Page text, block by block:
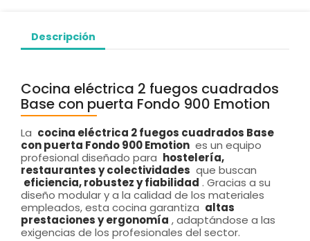
Descripción
Cocina eléctrica 2 fuegos cuadrados
Base con puerta Fondo 900 Emotion
La cocina eléctrica 2 fuegos cuadrados Base
con puerta Fondo 900 Emotion es un equipo
profesional diseñado para hostelería,
restaurantes y colectividades que buscan
eficiencia, robustez y fiabilidad . Gracias a su
diseño modular y a la calidad de los materiales
empleados, esta cocina garantiza altas
prestaciones y ergonomía , adaptándose a las
exigencias de los profesionales del sector.